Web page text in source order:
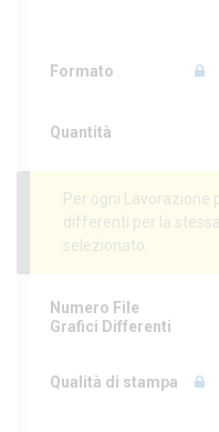
Formato
Quantità
Per ogni Lavorazione
differenti per la
selezionato.
Numero File
Grafici Differenti
Qualità di stampa